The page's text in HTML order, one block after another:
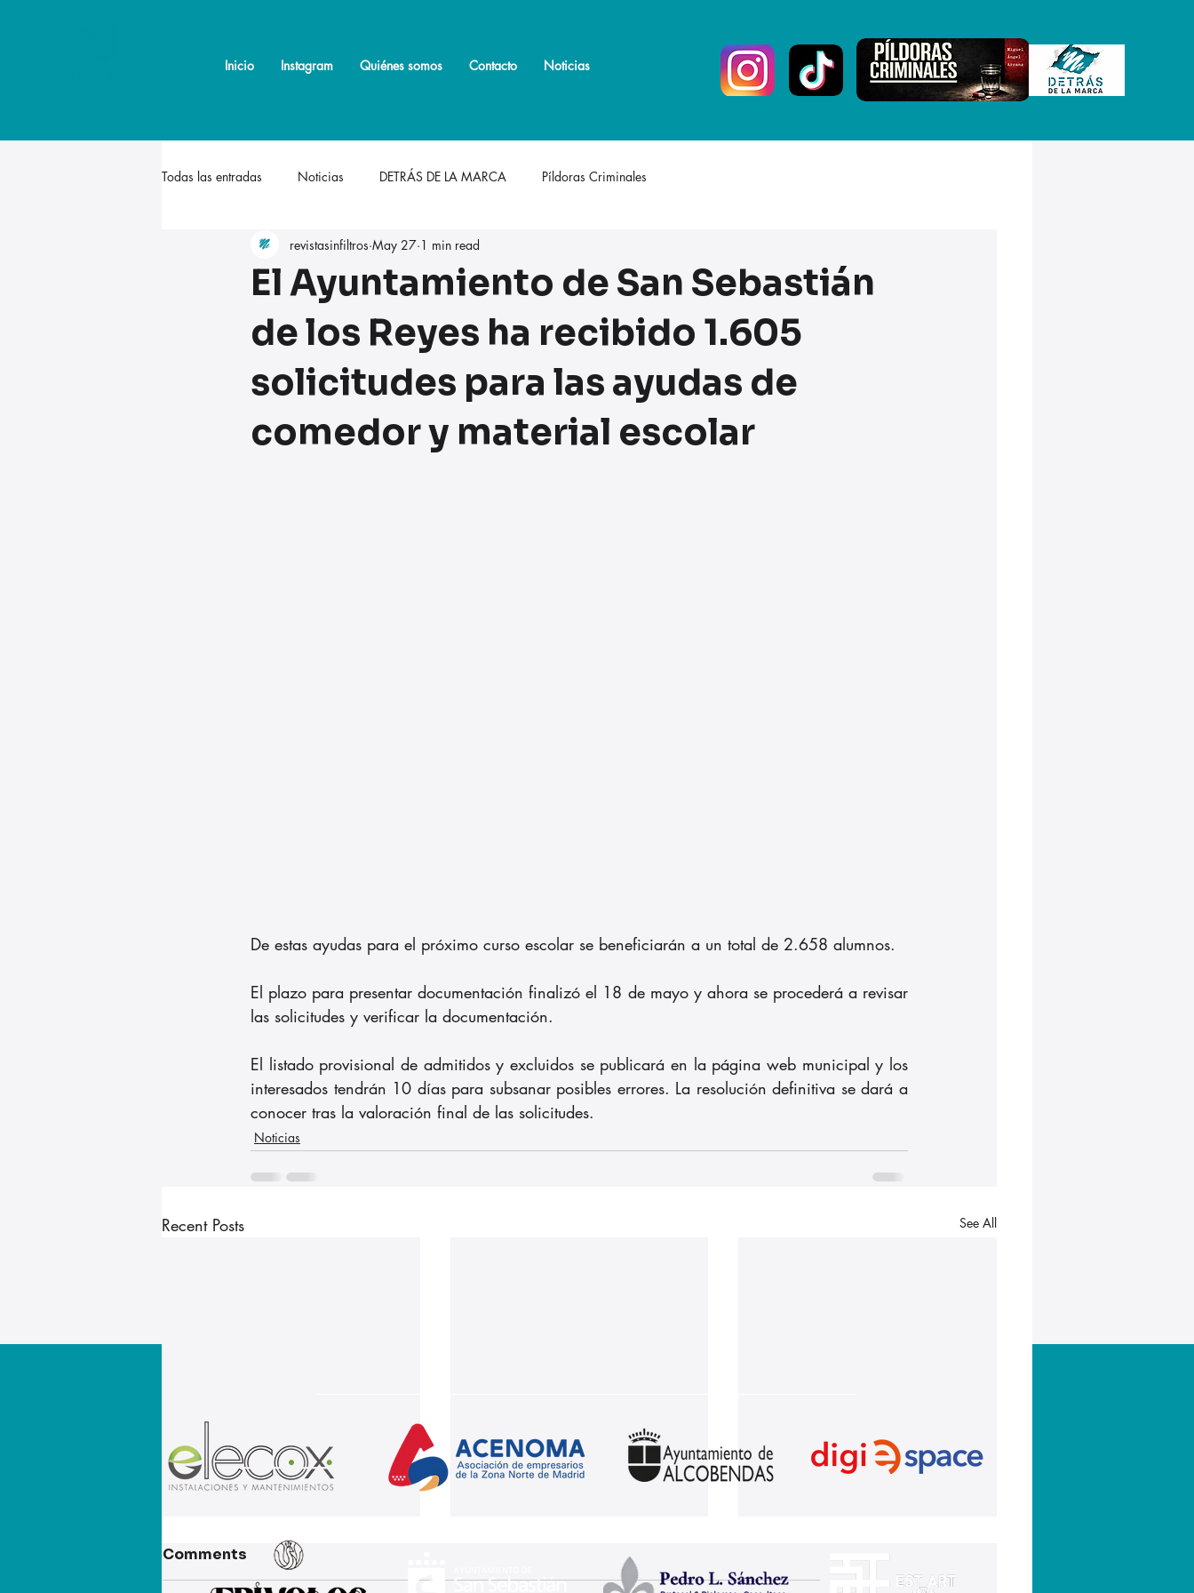
Inicio Instagram Quiénes somos Más
Inicio Instagram Quiénes somos Contacto Noticias
Todas las entradas Noticias DETRÁS DE LA MARCA Píldoras Criminales
El Ayuntamiento de San Sebastián
de los Reyes ha recibido 1.605
solicitudes para las ayudas de
comedor y material escolar
revistasinfiltros May 27 1 min read
De estas ayudas para el próximo curso escolar se beneficiarán a un total de 2.658 alumnos.
El plazo para presentar documentación finalizó el 18 de mayo y ahora se procederá a revisar
las solicitudes y verificar la documentación.
El listado provisional de admitidos y excluidos se publicará en la página web municipal y los
interesados tendrán 10 días para subsanar posibles errores. La resolución definitiva se dará a
conocer tras la valoración final de las solicitudes.
Noticias
Recent Posts See All
Comments